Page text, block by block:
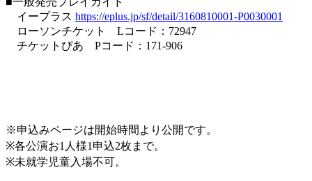
イープラス https://eplus.jp/sf/detail/3160810001-P0030001
ローソンチケット Lコード：72947
チケットぴあ Pコード：171-906
※申込みページは開始時間より公開です。
※各公演お1人様1申込2枚まで。
※未就学児童入場不可。